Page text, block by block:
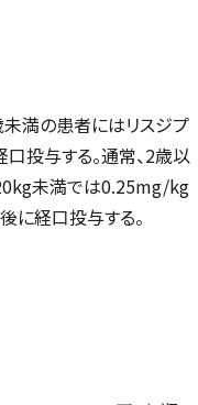
満の患者にはリスジプ
投与する。通常、2歳以
20kg未満では0.25mg/kg
に経口投与する。